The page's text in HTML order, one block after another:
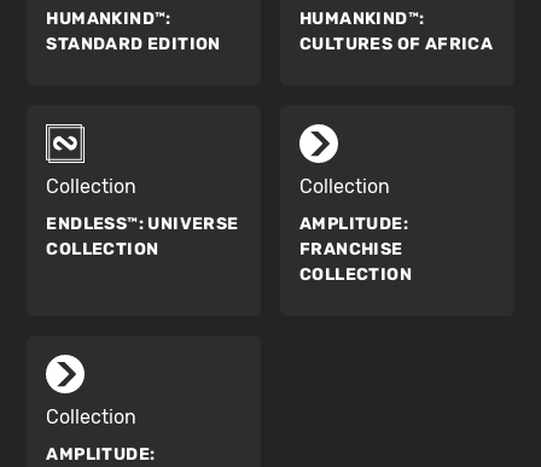
HUMANKIND™:
STANDARD EDITION
HUMANKIND™:
CULTURES OF AFRICA
Collection
ENDLESS™: UNIVERSE
COLLECTION
Collection
AMPLITUDE:
FRANCHISE
COLLECTION
Collection
AMPLITUDE: